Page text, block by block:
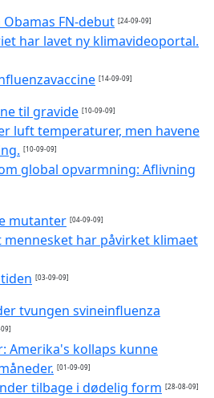
FN-debut [24-09-09]
har lavet ny klimavideoportal.
[14-09-09]
til gravide [10-09-09]
luft temperaturer, men havene
[10-09-09]
global opvarmning: Aflivning
mutanter [04-09-09]
mennesket har påvirket klimaet
[03-09-09]
tvungen svineinfluenza
Amerika's kollaps kunne
[01-09-09]
tilbage i dødelig form [28-08-09]